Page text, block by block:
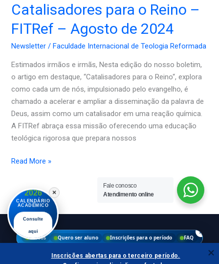
Catalisadores para o Reino –
FITRef – Agosto de 2024
Newsletter /Faculdade Internacional de Teologia Reformada
Estimados irmãos e irmãs, Nesta edição do nosso boletim,
o artigo em destaque, “Catalisadores para o Reino“, explora
como cada um de nós, impulsionado pelo evangelho, é
chamado a acelerar e ampliar a disseminação da palavra de
Deus, assim como um catalisador em uma reação química.
A FITRef abraça essa missão oferecendo uma educação
teológica rigorosa que prepara nossos
Catalisadores
para
o
Reino
FITRef
–
Agosto
de
2024
Read More »
Reformada
Inscrições abertas para o terceiro período.
×
Cursos Quero ser aluno Inscrições para o período FAQ
×
2026
CALENDÁRIO
ACADÊMICO
Consulte
aqui
Fale conosco
Atendimento online